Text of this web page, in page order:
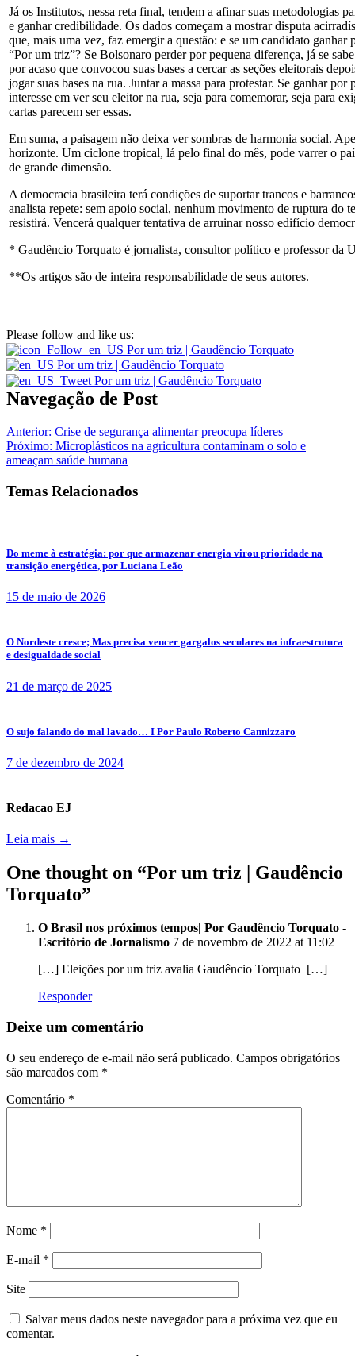
Já os Institutos, nessa reta final, tendem a afinar suas metodologias
e ganhar credibilidade. Os dados começam a mostrar disputa
que, mais uma vez, faz emergir a questão: e se um candidato ganhar
“Por um triz”? Se Bolsonaro perder por pequena diferença, já se
por acaso que convocou suas bases a cercar as seções eleitorais
jogar suas bases na rua. Juntar a massa para protestar. Se ganhar por
interesse em ver seu eleitor na rua, seja para comemorar, seja para
cartas parecem ser essas.
Em suma, a paisagem não deixa ver sombras de harmonia social.
horizonte. Um ciclone tropical, lá pelo final do mês, pode varrer o
de grande dimensão.
A democracia brasileira terá condições de suportar trancos e
analista repete: sem apoio social, nenhum movimento de ruptura do
resistirá. Vencerá qualquer tentativa de arruinar nosso edifício
* Gaudêncio Torquato é jornalista, consultor político e professor da
**Os artigos são de inteira responsabilidade de seus autores.
Please follow and like us:
Navegação de Post
Anterior: Crise de segurança alimentar preocupa líderes
Próximo: Microplásticos na agricultura contaminam o solo e
ameaçam saúde humana
Temas Relacionados
Do meme à estratégia: por que armazenar energia virou prioridade na
transição energética, por Luciana Leão
15 de maio de 2026
O Nordeste cresce; Mas precisa vencer gargalos seculares na infraestrutura
e desigualdade social
21 de março de 2025
O sujo falando do mal lavado… I Por Paulo Roberto Cannizzaro
7 de dezembro de 2024
Redacao EJ
Leia mais →
One thought on “Por um triz | Gaudêncio
Torquato”
O Brasil nos próximos tempos| Por Gaudêncio Torquato -
Escritório de Jornalismo 7 de novembro de 2022 at 11:02
[…] Eleições por um triz avalia Gaudêncio Torquato […]
Responder
Deixe um comentário
O seu endereço de e-mail não será publicado. Campos obrigatórios
são marcados com *
Comentário *
Nome *
E-mail *
Site
Salvar meus dados neste navegador para a próxima vez que eu
comentar.